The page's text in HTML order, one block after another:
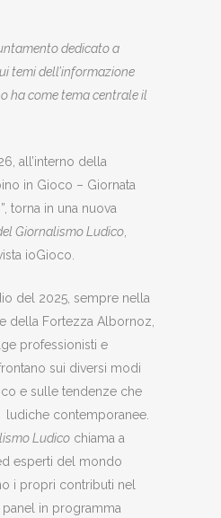
dedicato a
temi dell’informazione
ha come tema centrale il
all’interno della
in Gioco – Giornata
torna in una nuova
Giornalismo Ludico
ioGioco.
del 2025, sempre nella
della Fortezza Albornoz,
professionisti e
sui diversi modi
e sulle tendenze che
contemporanee.
Ludico chiama a
esperti del mondo
i propri contributi nel
in programma